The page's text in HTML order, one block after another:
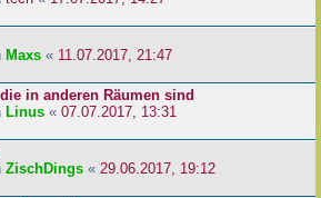
Maxs « 11.07.2017, 21:47
in anderen Räumen sind
Linus « 07.07.2017, 13:31
ZischDings « 29.06.2017, 19:12